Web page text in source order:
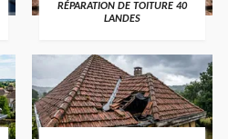
RÉPARATION DE TOITURE 40
LANDES